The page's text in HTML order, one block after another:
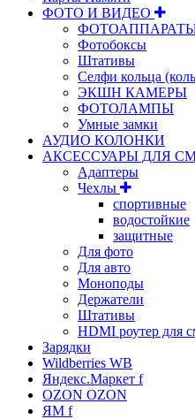
ФОТО И ВИДЕО
Фотобоксы
Штативы
Селфи кольца
ЭКШН КАМЕРЫ
ФОТОЛАМПЫ
Умные замки
АУДИО КОЛОНКИ
АКСЕССУАРЫ ДЛЯ
Адаптеры
Чехлы
спортивные
водостойкие
защитные
Для фото
Для авто
Моноподы
Держатели
Штативы
HDMI роутер для
Зарядки
Wildberries WB
Яндекс.Маркет f
OZON OZON
ЯМ f